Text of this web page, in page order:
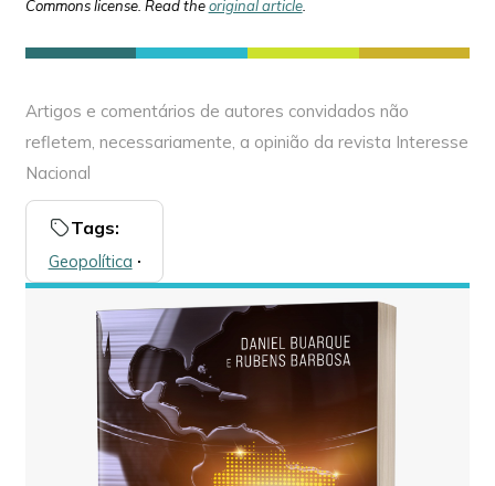
Commons license. Read theoriginal article.
Artigos e comentários de autores convidados não
refletem, necessariamente, a opinião da revista Interesse
Nacional
Tags:
Geopolítica 🞌